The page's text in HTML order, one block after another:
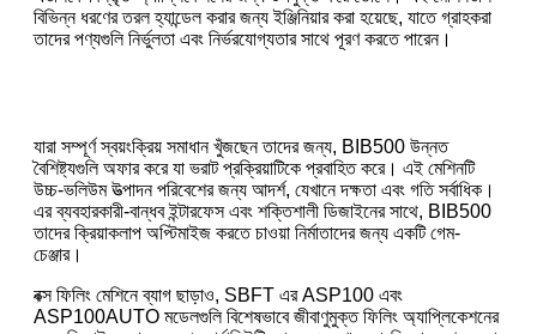
বিভিন্ন ধরণের তরল হ্যান্ডেল করার জন্য ইঞ্জিনিয়ার করা হয়েছে, যাতে গ্রাহকরা
তাদের পণ্যগুলি নির্ভুলতা এবং নির্ভরযোগ্যতার সাথে পূরণ করতে পারেন।
যারা সম্পূর্ণ স্বয়ংক্রিয় সমাধান খুঁজছেন তাদের জন্য, BIB500 উন্নত
বৈশিষ্ট্যগুলি অফার করে যা ভরাট প্রক্রিয়াটিকে প্রবাহিত করে। এই মেশিনটি
উচ্চ-ভলিউম উত্পাদন পরিবেশের জন্য আদর্শ, যেখানে দক্ষতা এবং গতি সর্বাধিক।
এর ব্যবহারকারী-বান্ধব ইন্টারফেস এবং শক্তিশালী ডিজাইনের সাথে, BIB500
তাদের ক্রিয়াকলাপ অপ্টিমাইজ করতে চাওয়া নির্মাতাদের জন্য একটি গেম-
চেঞ্জার।
বক্স ফিলিং মেশিনে ব্যাগ ছাড়াও, SBFT এর ASP100 এবং
ASP100AUTO মডেলগুলি বিশেষভাবে জীবাণুমুক্ত ফিলিং অ্যাপ্লিকেশনের